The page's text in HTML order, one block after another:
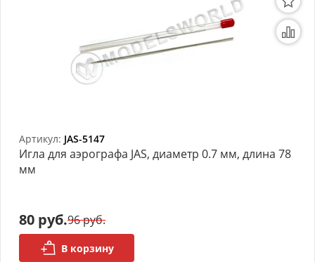
Артикул: JAS-5147
Игла для аэрографа JAS, диаметр 0.7 мм, длина 78
мм
80 руб.96 руб.
В корзину